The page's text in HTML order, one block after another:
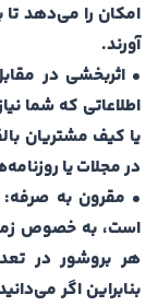
امکان را می‌دهد
آورند.
• اثربخشی در
اطلاعاتی که شما
یا کیف مشتریان
در مجلات یا
• مقرون به
است، به خصوص
هر بروشور در
بنابراین اگر